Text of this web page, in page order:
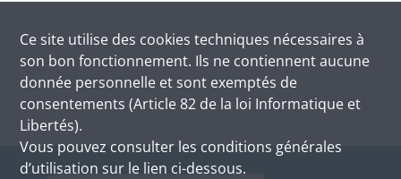
Ce site utilise des cookies techniques nécessaires à
son bon fonctionnement. Ils ne contiennent aucune
donnée personnelle et sont exemptés de
consentements (Article 82 de la loi Informatique et
Libertés).
Vous pouvez consulter les conditions générales
d’utilisation sur le lien ci-dessous.